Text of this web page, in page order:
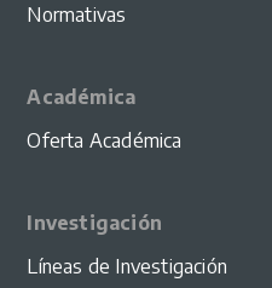
Normativas
Académica
Oferta Académica
Investigación
Líneas de Investigación